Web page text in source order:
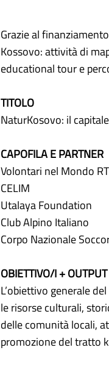
Grazie al
Kossovo: attività di
educational tour e
TITOLO
NaturKosovo: il
CAPOFILA E PARTNER
Volontari nel Mondo
CELIM
Utalaya Foundation
Club Alpino Italiano
Corpo Nazionale
OBIETTIVO/I + OUTPUT
L’obiettivo generale
le risorse culturali,
delle comunità locali,
promozione del tratto